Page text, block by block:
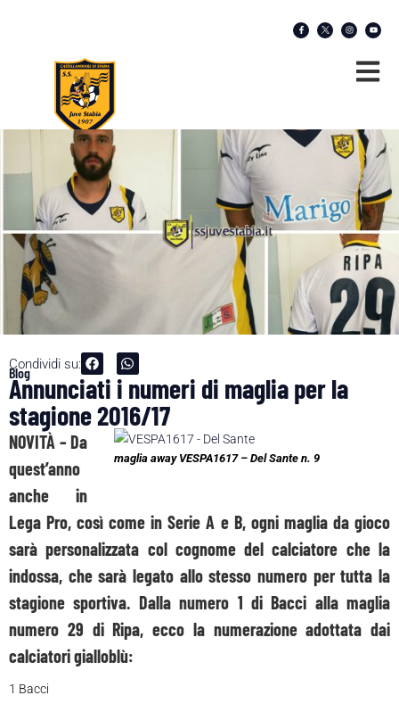
Condividi su:
Blog
Annunciati i numeri di maglia per la
stagione 2016/17
maglia away VESPA1617 – Del Sante n. 9
NOVITÀ – Da
quest’anno
anche in
Lega Pro, così come in Serie A e B, ogni maglia da gioco
sarà personalizzata col cognome del calciatore che la
indossa, che sarà legato allo stesso numero per tutta la
stagione sportiva. Dalla numero 1 di Bacci alla maglia
numero 29 di Ripa, ecco la numerazione adottata dai
calciatori gialloblù:
1 Bacci